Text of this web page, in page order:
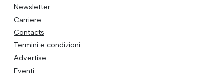
Newsletter
Carriere
Contacts
Termini e condizioni
Advertise
Eventi